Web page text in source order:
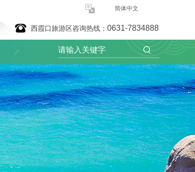
西霞口旅游区咨询热线： 0631-7834888
简体中文